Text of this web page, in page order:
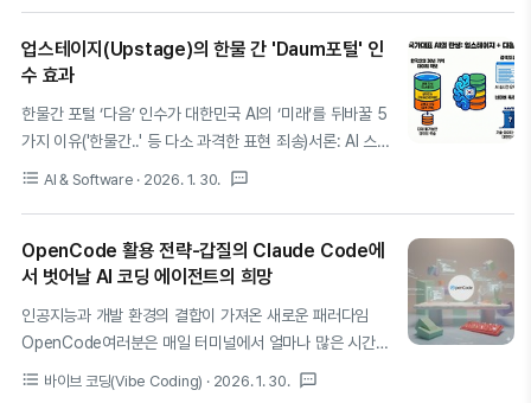
ViT 아키텍처와 TurboDiffu..
크를 구축했습니다. 그곳에서 그들은 철학, 기술, 심지어 자
신들의 인간 소유주에 대해 토론합니다. 이 현상은 생산성
혁명의 가능성을 여는 동시에 심각한 보안 위협을 제기하
며, 관련 하드웨어 품귀 현상과 보안 관련주 급등이라는 실
의 등장: '생각'을 넘어 '행동'하는 몰트봇(OpenClaw)지난
10년간 AI 비서는 약속의 동의어였습니다. 그러나 시리
(Siri..
업스테이지(Upstage)의 한물 간 'Daum포털' 인
수 효과
한물간 포털 ‘다음’ 인수가 대한민국 AI의 ‘미래’를 뒤바꿀 5
가지 이유('한물간..' 등 다소 과격한 표현 죄송)서론: AI 스
타트업과 저무는 포털의 기묘한 만남최근 국내 IT 업계를
습니다. 쇠락해가는 포털과 떠오르는 AI 기술 기업의 만남.
언뜻 기묘해 보이는 이 조합을 두고 많은 이들이 의아함을
표했지만, 이 소식은 단순한 M&A를 넘어 대한민국 AI 산업
의 판도를 바꿀 거대한 ‘사건’의 서막입니다.하지만 이 결합
‘최상의 기억’을 가진 자에게만 허락된다는 냉정한 현실을
format_list_bulleted AI & Software · 2026. 1. 30. textsms
OpenCode 활용 전략-갑질의 Claude Code에
서 벗어날 AI 코딩 에이전트의 희망
인공지능과 개발 환경의 결합이 가져온 새로운 패러다임
OpenCode여러분은 매일 터미널에서 얼마나 많은 시간을
보내고 계신가요? 개발자에게 터미널은 단순한 도구를 넘
format_list_bulleted 바이브 코딩(Vibe Coding) · 2026. 1. 30. textsms